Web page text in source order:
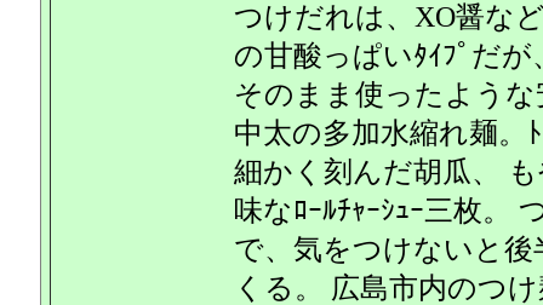
つけだれは、XO醤な
の甘酸っぱいﾀｲﾌﾟだ
そのまま使ったよう
中太の多加水縮れ麺。
細かく刻んだ胡瓜、
味なﾛｰﾙﾁｬｰｼｭｰ三枚。
で、気をつけないと
くる。 広島市内のつ